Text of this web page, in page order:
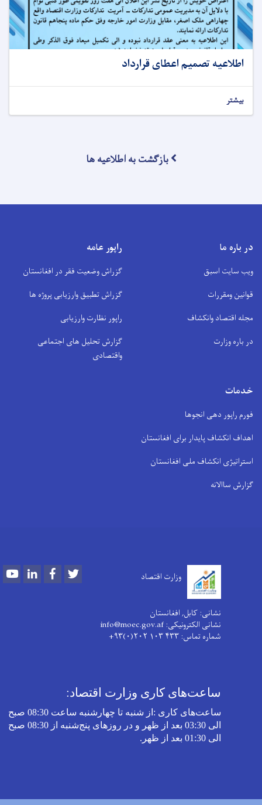
اطلاعیه تصمیم اعطای قرارداد
بیشتر
بازگشت به اطلاعیه ها
در باره ما
ویب سایت اسبق
قوانین ومقررات
مجله اقتصاد وانکشاف
در باره وزارت
راپور عامه
گزراش وضعیت فقر در افغانستان
گزراش تطبیق وارزیابی پروژه ها
راپور نظارت وارزیابی
گزارش تحلیل های اجتماعی
واقتصادی
خدمات
فورم راپور دهی انجوها
اهداف انکشاف پایدار برای افغانستان
استراتیژی انکشاف ملی افغانستان
گزارش ساالانه
وزارت اقتصاد YoutubeLinkedInFacebook
نشانی: کابل, افغانستان
نشانی الکترونیکی: info@moec.gov.af
شماره تماس: ۴۳۳ ۱۰۳ ۲۰۲(۰)۹۳+
ساعت‌های کاری وزارت اقتصاد:
ساعت‌های کاری :
از شنبه تا چهارشنبه‌ ساعت 08:30 صبح
الی 03:30 بعد از ظهر و در روز‌های پنج‌شنبه از 08:30 صبح
الی 01:30 بعد از ظهر
.